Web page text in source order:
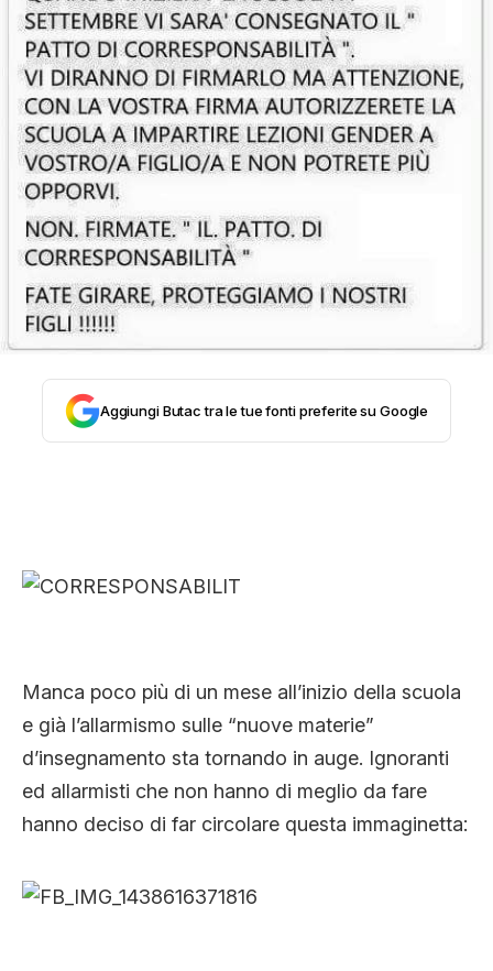
STORIA E CITAZIONI
INTRATTENIMENTO
COMPLOTTI, LEGGENDE URBANE ED
EVERGREEN
EDITORIALI
TRUFFE E SOCIAL NETWORK
CONTATTI
CHI SIAMO
Aggiungi Butac tra le tue fonti preferite su Google
Manca poco più di un mese all’inizio della scuola
e già l’allarmismo sulle “nuove materie”
d’insegnamento sta tornando in auge. Ignoranti
ed allarmisti che non hanno di meglio da fare
hanno deciso di far circolare questa immaginetta: